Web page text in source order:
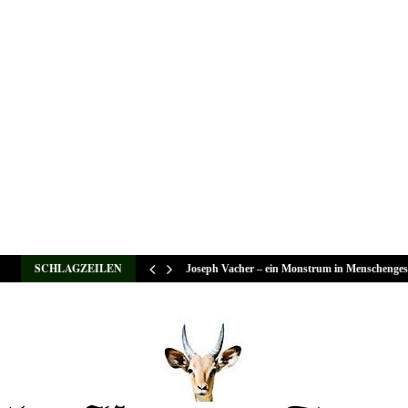
SCHLAGZEILEN Joseph Vacher – ein Monstrum in